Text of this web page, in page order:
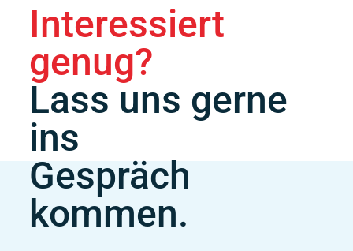
Interessiert
genug?
Lass uns gerne
ins
Gespräch
kommen.